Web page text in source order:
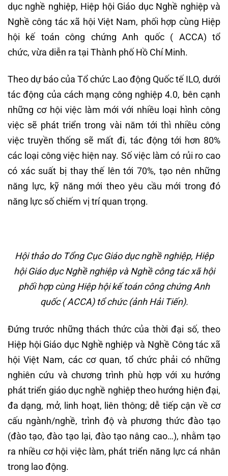
dục nghề nghiệp, Hiệp hội Giáo dục Nghề nghiệp và
Nghề công tác xã hội Việt Nam, phối hợp cùng Hiệp
hội kế toán công chứng Anh quốc ( ACCA) tổ
chức, vừa diễn ra tại Thành phố Hồ Chí Minh.
Theo dự báo của Tổ chức Lao động Quốc tế ILO, dưới
tác động của cách mạng công nghiệp 4.0, bên cạnh
những cơ hội việc làm mới với nhiều loại hình công
việc sẽ phát triển trong vài năm tới thì nhiều công
việc truyền thống sẽ mất đi, tác động tới hơn 80%
các loại công việc hiện nay. Số việc làm có rủi ro cao
có xác suất bị thay thế lên tới 70%, tạo nên những
năng lực, kỹ năng mới theo yêu cầu mới trong đó
năng lực số chiếm vị trí quan trọng.
Hội thảo do Tổng Cục Giáo dục nghề nghiệp, Hiệp
hội Giáo dục Nghề nghiệp và Nghề công tác xã hội
phối hợp cùng Hiệp hội kế toán công chứng Anh
quốc ( ACCA) tổ chức (ảnh Hải Tiến).
Đứng trước những thách thức của thời đại số, theo
Hiệp hội Giáo dục Nghề nghiệp và Nghề Công tác xã
hội Việt Nam, các cơ quan, tổ chức phải có những
nghiên cứu và chương trình phù hợp với xu hướng
phát triển giáo dục nghề nghiệp theo hướng hiện đại,
đa dạng, mở, linh hoạt, liên thông; dễ tiếp cận về cơ
cấu ngành/nghề, trình độ và phương thức đào tạo
(đào tạo, đào tạo lại, đào tạo nâng cao…), nhằm tạo
ra nhiều cơ hội việc làm, phát triển năng lực cá nhân
trong lao động.